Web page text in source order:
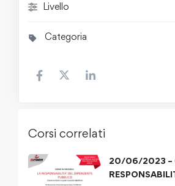
Livello
Categoria
Corsi correlati
20/06/2023 –